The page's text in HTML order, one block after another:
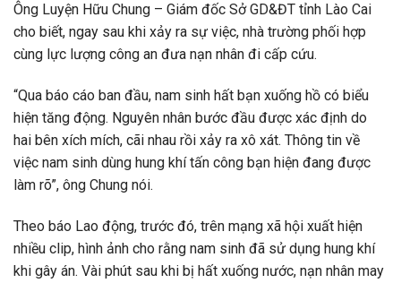
Ông Luyện Hữu Chung – Giám đốc Sở GD&ĐT tỉnh Lào Cai
cho biết, ngay sau khi xảy ra sự việc, nhà trường phối hợp
cùng lực lượng công an đưa nạn nhân đi cấp cứu.
“Qua báo cáo ban đầu, nam sinh hất bạn xuống hồ có biểu
hiện tăng động. Nguyên nhân bước đầu được xác định do
hai bên xích mích, cãi nhau rồi xảy ra xô xát. Thông tin về
việc nam sinh dùng hung khí tấn công bạn hiện đang được
làm rõ”, ông Chung nói.
Theo báo Lao động, trước đó, trên mạng xã hội xuất hiện
nhiều clip, hình ảnh cho rằng nam sinh đã sử dụng hung khí
khi gây án. Vài phút sau khi bị hất xuống nước, nạn nhân may